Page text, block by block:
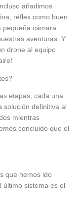
añadimos
réflex como buen
pequeña cámara
aventuras. Y
drone al equipo
etapas, cada una
definitiva al
mientras
concluido que el
que hemos ido
sistema es el